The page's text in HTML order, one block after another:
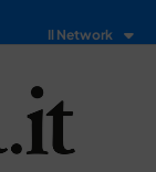
Il Network